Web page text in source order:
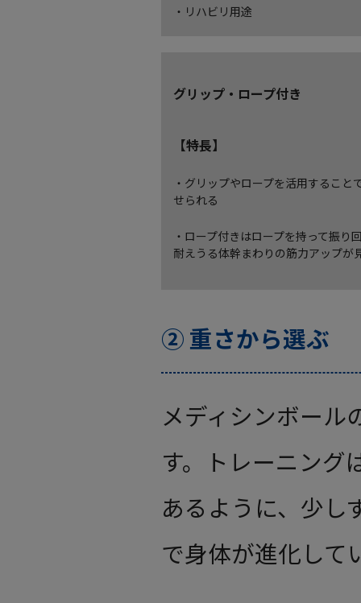
・リハビリ用途
グリップ・ロープ付き
【特長】
・グリップやロープを活用すること
せられる
・ロープ付きはロープを持って振り
耐えうる体幹まわりの筋力アップが
② 重さから選ぶ
メディシンボール
す。トレーニング
あるように、少し
で身体が進化して